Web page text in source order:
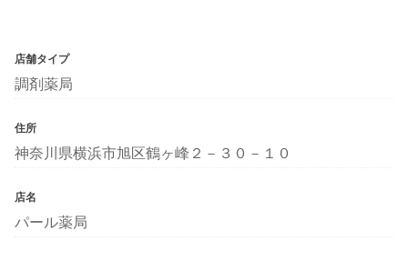
店舗タイプ
調剤薬局
住所
神奈川県横浜市旭区鶴ヶ峰２－３０－１０
店名
パール薬局